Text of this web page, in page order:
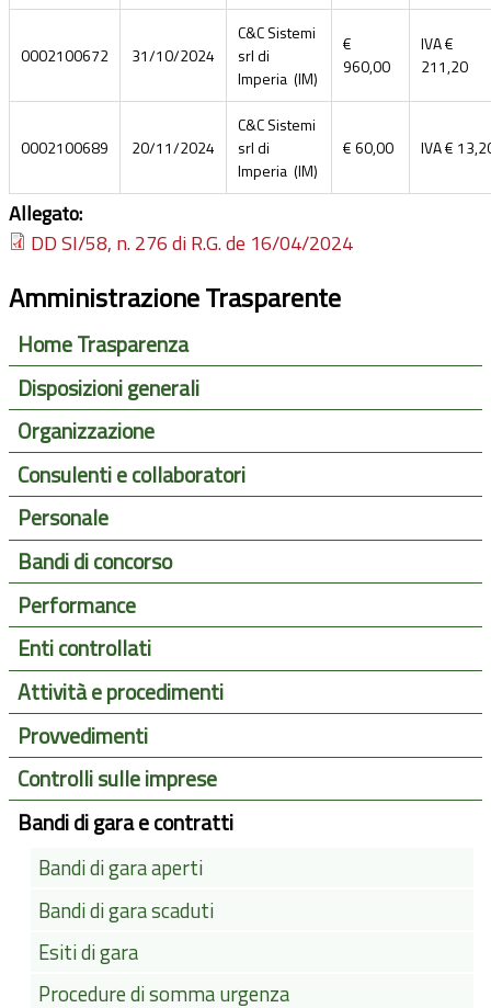
0002100672 31/10/2024
C&C Sistemi
srl di
Imperia (IM)
€
960,00
IVA €
211,20
0002100689 20/11/2024
C&C Sistemi
srl di
Imperia (IM)
€ 60,00 IVA €
Allegato:
DD SI/58, n. 276 di R.G. de 16/04/2024
Amministrazione Trasparente
Home Trasparenza
Disposizioni generali
Organizzazione
Consulenti e collaboratori
Personale
Bandi di concorso
Performance
Enti controllati
Attività e procedimenti
Provvedimenti
Controlli sulle imprese
Bandi di gara e contratti
Bandi di gara aperti
Bandi di gara scaduti
Esiti di gara
Procedure di somma urgenza